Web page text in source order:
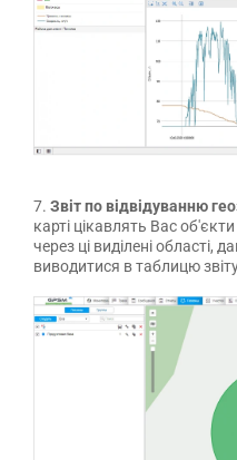
7. Звіт по відвідуванню
карті цікавлять Вас об'єкти
через ці виділені області,
виводитися в таблицю